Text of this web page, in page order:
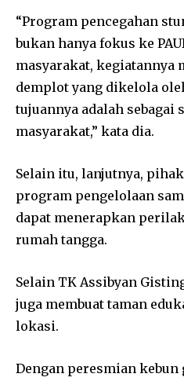
“Program pencegahan
bukan hanya fokus ke
masyarakat,
demplot yang dikelola
tujuannya adalah sebagai
masyarakat,” kata dia.
Selain itu, lanjutnya,
program pengelolaan
dapat menerapkan
rumah tangga.
Selain TK Assibyan
juga membuat taman
lokasi.
Dengan peresmian